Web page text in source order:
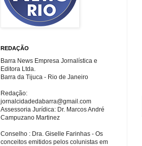
REDAÇÃO
Barra News Empresa Jornalística e
Editora Ltda.
Barra da Tijuca - Rio de Janeiro
Redação:
jornalcidadedabarra@gmail.com
Assessoria Jurídica: Dr. Marcos André
Campuzano Martinez
Conselho : Dra. Giselle Farinhas - Os
conceitos emitidos pelos colunistas em